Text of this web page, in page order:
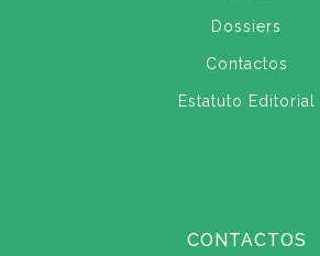
Dossiers
Contactos
Estatuto Editorial
CONTACTOS